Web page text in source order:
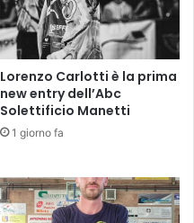
Lorenzo Carlotti è la prima
new entry dell’Abc
Solettificio Manetti
1 giorno fa